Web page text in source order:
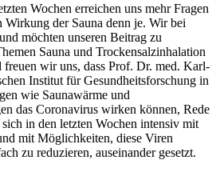
Wochen erreichen uns mehr Fragen
Wirkung der Sauna denn je. Wir bei
möchten unseren Beitrag zu
Sauna und Trockensalzinhalation
freuen wir uns, dass Prof. Dr. med. Karl-
Institut für Gesundheitsforschung in
wie Saunawärme und
das Coronavirus wirken können, Rede
in den letzten Wochen intensiv mit
mit Möglichkeiten, diese Viren
zu reduzieren, auseinander gesetzt.